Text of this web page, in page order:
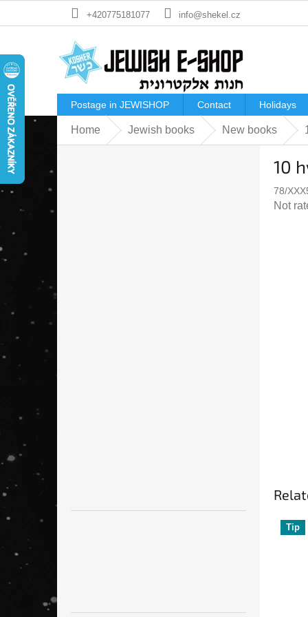
+420775181077 info@shekel.cz
Postage in JEWISHOP Contact Holidays
Home Jewish books New books
10
78/
The
Not
Tip